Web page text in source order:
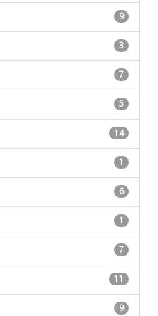
9
3
7
5
14
1
6
1
7
11
9